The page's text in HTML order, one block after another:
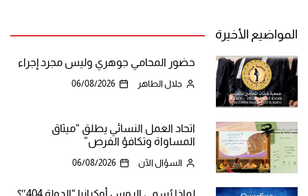
المواضيع الأخيرة
حضور المحامي جوهري وليس مجرد إجراء
جلال الطاهر 06/08/2026
اتحاد العمل النسائي يطلق “ميثاق
المساواة وتكافؤ الفرص”
السؤال الآن 06/08/2026
لماذا يُسمي الروس أوكرانيا “الدولة 404″؟